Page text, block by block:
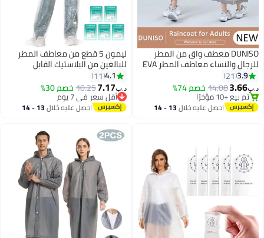
2
DUNISO معطف واق من المطر
للرجال والنساء معاطف المطر EVA
المحمولة قابلة لإعادة الاستخدام
مع غطاء محرك السيارة والأكمام
لركوب الدراجات والسفر والصيد
والمشي لمسافات طويلة والتخييم
3.9
21
د.ب‏3.66
14.08خصم 74%
تم بيع +10 مؤخرًا
تم بيع +10 مؤخرًااحصل عليه خلال 13 - 14
ليمون 5 قطع من معاطف المطر
للبالغين من البلاستيك القابل
للاستعمال مرة واحدة، مجموعة
معاطف المطر وبنطلونات المطر،
معاطف المطر وبنطلونات المطر مع
أغطية برباط وأغطية الطوارئ
القابلة للاستعمال مرة واحدة مثالية
للتخييم والمشي لمسافات طويلة
والسفر
4.1
11
د.ب‏7.17
10.25خصم 30%
أقل سعر في 7 يوم
أقل سعر في 7 يوماحصل عليه خلال 13 - 14